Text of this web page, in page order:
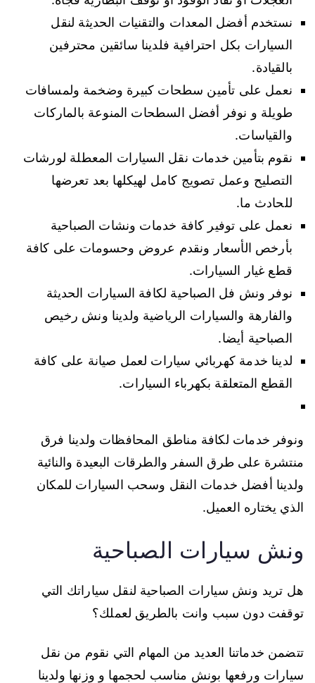
نستخدم أفضل المعدات والتقنيات الحديثة لنقل
السيارات بكل احترافية فلدينا سائقين محترفين
بالقيادة.
نعمل على تأمين سطحات كبيرة وضخمة ولمسافات
طويلة و نوفر أفضل السطحات المنوعة بالماركات
والقياسات.
نقوم بتأمين خدمات نقل السيارات المعطلة لورشات
التصليح وعمل تصويج كامل لهيكلها بعد تعرضها
للحادث ما.
نعمل على توفير كافة خدمات ونشات الصباحية
بأرخص الأسعار ونقدم عروض وحسومات على كافة
قطع غيار السيارات.
نوفر ونش فل الصباحية لكافة السيارات الحديثة
والفارهة والسيارات الرياضية ولدينا ونش رخيص
الصباحية أيضا.
لدينا خدمة كهربائي سيارات لعمل صيانة على كافة
القطع المتعلقة بكهرباء السيارات.
ونوفر خدمات لكافة مناطق المحافظات ولدينا فرق
منتشرة على طرق السفر والطرقات البعيدة والنائية
ولدينا أفضل خدمات النقل وسحب السيارات للمكان
الذي يختاره العميل.
ونش سيارات الصباحية
هل تريد ونش سيارات الصباحية لنقل سياراتك التي
توقفت دون سبب وانت بالطريق لعملك؟
تتضمن خدماتنا العديد من المهام التي نقوم من نقل
سيارات ورفعها بونش مناسب لحجمها و وزنها ولدينا